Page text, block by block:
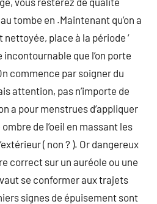
tombe en .Maintenant qu’on a
place à la période ‘
incontournable que l’on porte
commence par soigner du
attention, pas n’importe de
a pour menstrues d’appliquer
de l’oeil en massant les
( non ? ). Or dangereux
correct sur un auréole ou une
se conformer aux trajets
signes de épuisement sont